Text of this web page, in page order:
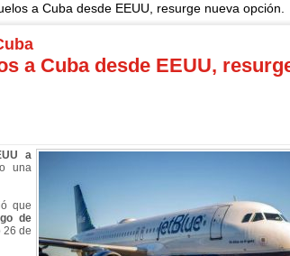
a Cuba desde EEUU, resurge nueva opción.
a Cuba desde EEUU,
a
una
que
de
26 de